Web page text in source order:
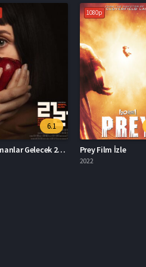
6.1
Bir Zamanlar Gelecek 2121 Türkçe Dublaj İzle
1080p
Prey Film İzle
2022